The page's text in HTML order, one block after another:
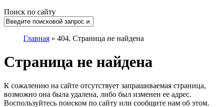
Поиск по сайту
Главная » 404. Страница не найдена
Страница не найдена
К сожалению на сайте отсутствует запрашиваемая страница,
возможно она была удалена, либо был изменен ее адрес.
Воспользуйтесь поиском по сайту или сообщите нам об этом.